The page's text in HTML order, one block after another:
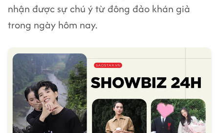
nhận được sự chú ý từ đông đảo khán giả
trong ngày hôm nay.